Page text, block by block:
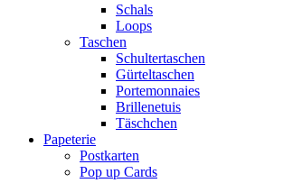
Schals
Loops
Taschen
Schultertaschen
Gürteltaschen
Portemonnaies
Brillenetuis
Täschchen
Papeterie
Postkarten
Pop up Cards